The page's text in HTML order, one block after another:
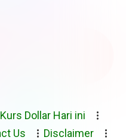
Kurs Dollar Hari ini
Us
Disclaimer